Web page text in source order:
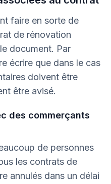
faire en sorte de
de rénovation
document. Par
écrire que dans le cas
doivent être
être avisé.
des commerçants
de personnes
les contrats de
annulés dans un délai